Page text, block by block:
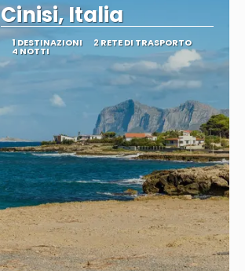
Cinisi, Italia
1 DESTINAZIONI 2 RETE DI TRASPORTO
4 NOTTI